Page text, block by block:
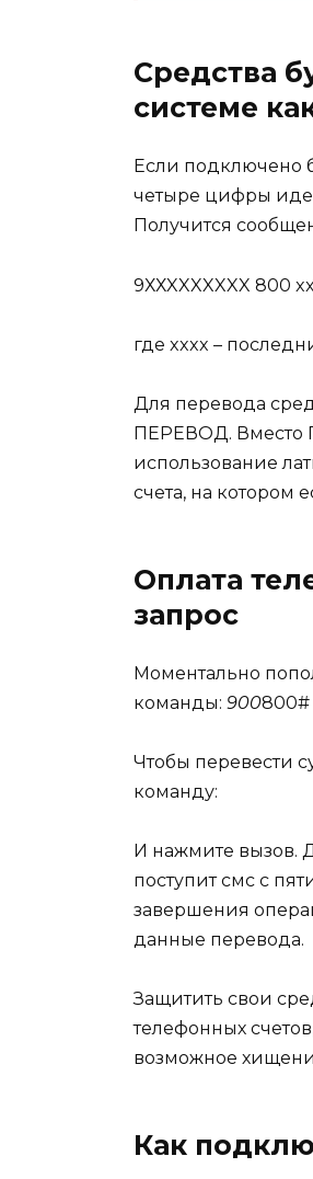
Средства
системе
Если подключено
четыре цифры
Получится
9ХХXXXXXXX 800
где xxxx –
Для перевода
ПЕРЕВОД. Вместо
использование
счета, на котором
Оплата
запрос
Моментально
команды: 900800#
Чтобы перевести
команду:
И нажмите вызов.
поступит смс с
завершения
данные перевода.
Защитить свои
телефонных
возможное
Как